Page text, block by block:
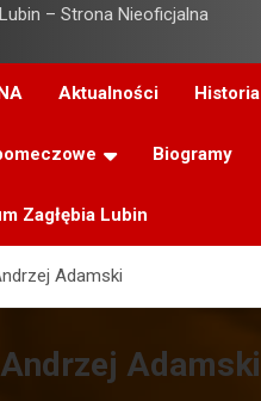
– Strona Nieoficjalna
Aktualności Historia
Biogramy
Zagłębia Lubin
Adamski
Andrzej Adamski